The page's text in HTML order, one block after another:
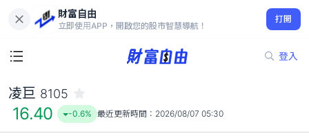
財富自由
立即使用APP，開啟您的股市智慧導航！
打開
登入
16.40
-0.6%
凌巨 8105
16.40 -0.6% 最近更新時間： 2026/08/07 05:30